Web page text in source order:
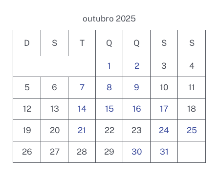
outubro 2025
D S T Q Q S S
1 2 3 4
5 6 7 8 9 10 11
12 13 14 15 16 17 18
19 20 21 22 23 24 25
26 27 28 29 30 31